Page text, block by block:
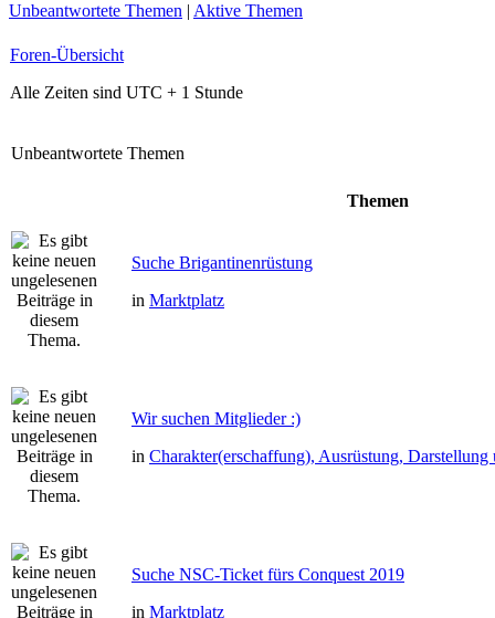
Unbeantwortete Themen | Aktive Themen
Foren-Übersicht
Alle Zeiten sind UTC + 1 Stunde
Unbeantwortete Themen
Themen
Suche Brigantinenrüstung
in Marktplatz
Wir suchen Mitglieder :)
in Charakter(erschaffung), Ausrüstung,
Suche NSC-Ticket fürs Conquest 2019
in Marktplatz